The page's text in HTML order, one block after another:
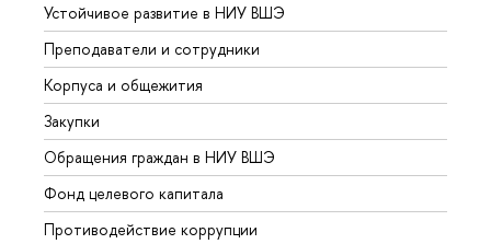
Устойчивое развитие в НИУ ВШЭ
Преподаватели и сотрудники
Корпуса и общежития
Закупки
Обращения граждан в НИУ ВШЭ
Фонд целевого капитала
Противодействие коррупции